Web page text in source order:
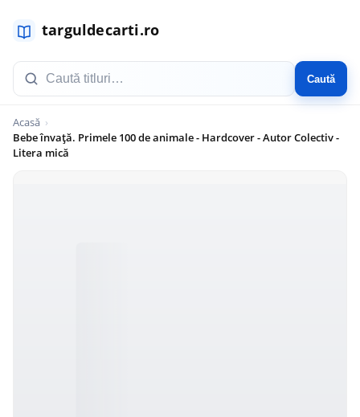
Caută
Acasă
Bebe învață. Primele 100 de animale - Hardcover - Autor Colectiv -
Litera mică